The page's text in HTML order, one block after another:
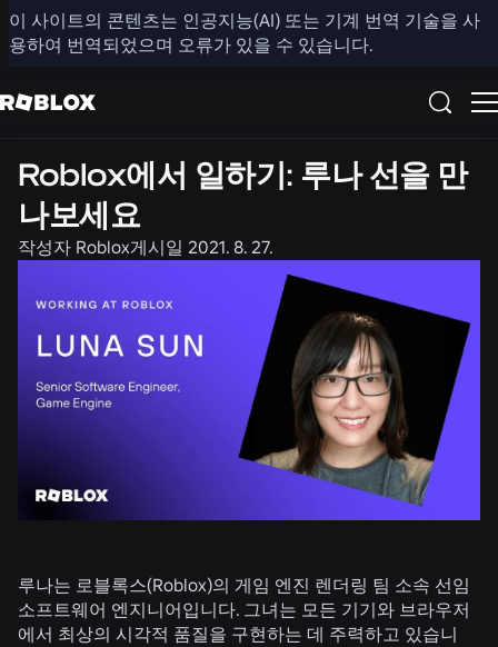
이 사이트의 콘텐츠는 인공지능(AI) 또는 기계 번역 기술을 사
용하여 번역되었으며 오류가 있을 수 있습니다.
공유
채용 정보
Roblox에서 일하기: 루나 선을 만
나보세요
작성자 Roblox게시일 2021. 8. 27.
루나는 로블록스(Roblox)의 게임 엔진 렌더링 팀 소속 선임
소프트웨어 엔지니어입니다. 그녀는 모든 기기와 브라우저
에서 최상의 시각적 품질을 구현하는 데 주력하고 있습니